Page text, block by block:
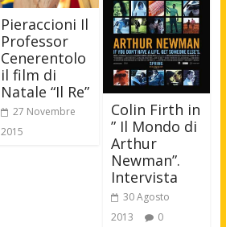
Pieraccioni Il
Professor
Cenerentolo
il film di
Natale “Il Re”
27 Novembre
2015
Colin Firth in
” Il Mondo di
Arthur
Newman”.
Intervista
30 Agosto
2013
0